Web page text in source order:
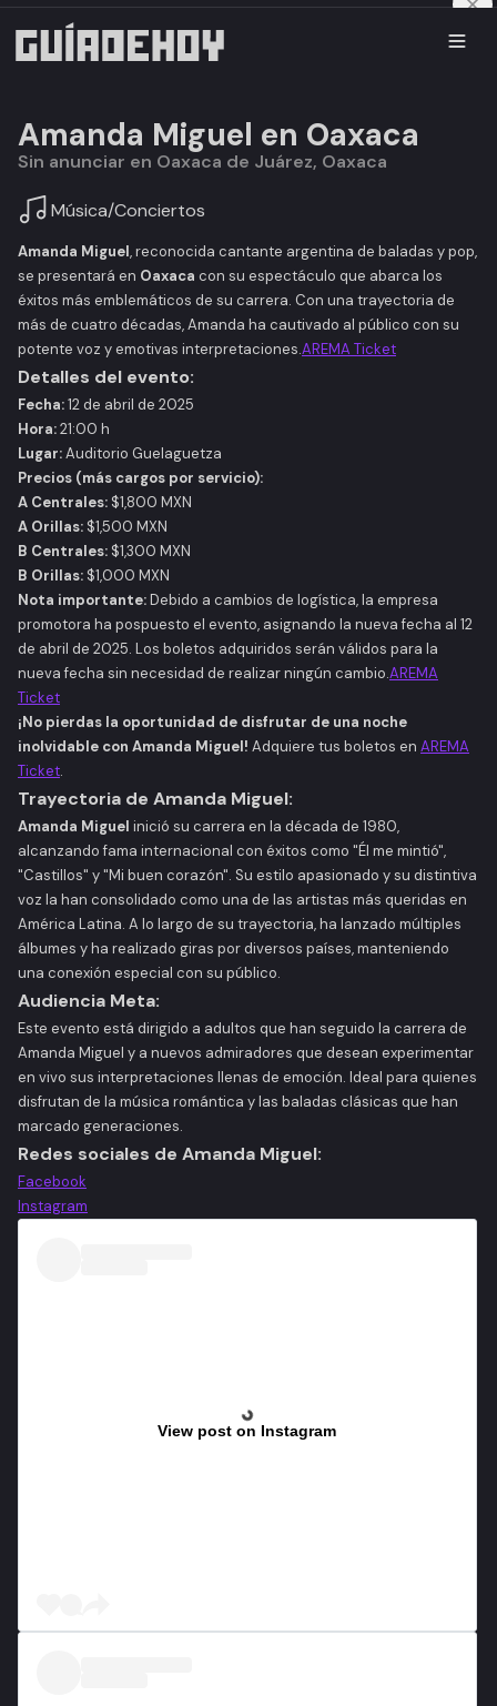
Amanda Miguel en Oaxaca
Sin anunciar en Oaxaca de Juárez, Oaxaca
Música/Conciertos
Amanda Miguel, reconocida cantante argentina de baladas y pop,
se presentará en Oaxaca con su espectáculo que abarca los
éxitos más emblemáticos de su carrera. Con una trayectoria de
más de cuatro décadas, Amanda ha cautivado al público con su
potente voz y emotivas interpretaciones.​AREMA Ticket
Detalles del evento:
Fecha:12 de abril de 2025​
Hora:21:00 h​
Lugar:Auditorio Guelaguetza
Precios (más cargos por servicio):
A Centrales: $1,800 MXN​
A Orillas: $1,500 MXN​
B Centrales: $1,300 MXN​
B Orillas: $1,000 MXN​
Nota importante:Debido a cambios de logística, la empresa
promotora ha pospuesto el evento, asignando la nueva fecha al 12
de abril de 2025. Los boletos adquiridos serán válidos para la
nueva fecha sin necesidad de realizar ningún cambio.​AREMA
Ticket
¡No pierdas la oportunidad de disfrutar de una noche
inolvidable con Amanda Miguel! Adquiere tus boletos en AREMA
Ticket.
Trayectoria de Amanda Miguel:
Amanda Miguel inició su carrera en la década de 1980,
alcanzando fama internacional con éxitos como "Él me mintió",
"Castillos" y "Mi buen corazón". Su estilo apasionado y su distintiva
voz la han consolidado como una de las artistas más queridas en
América Latina. A lo largo de su trayectoria, ha lanzado múltiples
álbumes y ha realizado giras por diversos países, manteniendo
una conexión especial con su público.​
Audiencia Meta:
Este evento está dirigido a adultos que han seguido la carrera de
Amanda Miguel y a nuevos admiradores que desean experimentar
en vivo sus interpretaciones llenas de emoción. Ideal para quienes
disfrutan de la música romántica y las baladas clásicas que han
marcado generaciones.​
Redes sociales de Amanda Miguel:
Facebook
Instagram
View post on Instagram